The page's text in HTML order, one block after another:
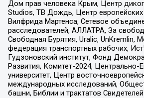
Дом прав человека Крым, Центр
Studios, ТВ Дождь, Центр
Вилфрида Мартенса, Сетевое
расследователей, АЛЛАТРА, За
Свободная Бурятия, Uralic, UnKremlin,
федерация транспортных рабочих,
Гудзоновский институт, Фонд
Развития, Комитет-2024, Центрально-
университет, Центр
международных исследований,
башни, Библии и трактатов